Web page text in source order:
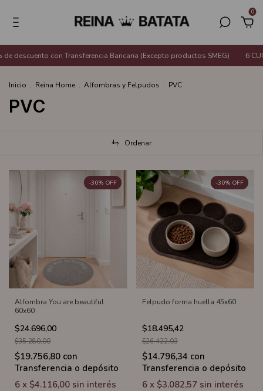
0
con Transferencia Bancaria (Excepto productos SMEG) 6 CUOTAS
Inicio . Reina Home . Alfombras y Felpudos . PVC
PVC
Ordenar
Alfombra You are beautiful
60x60
$24.696,00
-30% OFF
$35.280,00
$19.756,80 con
Transferencia o depósito
6 x $4.116,00 sin interés
Felpudo forma huella 45x60
$18.495,42
-30% OFF
$26.422,03
$14.796,34 con
Transferencia o depósito
6 x $3.082,57 sin interés